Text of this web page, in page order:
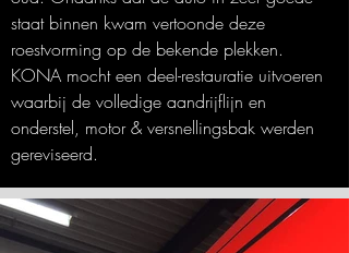
staat binnen kwam vertoonde deze
roestvorming op de bekende plekken.
KONA mocht een deel-restauratie uitvoeren
waarbij de volledige aandrijflijn en
onderstel, motor & versnellingsbak werden
gereviseerd.